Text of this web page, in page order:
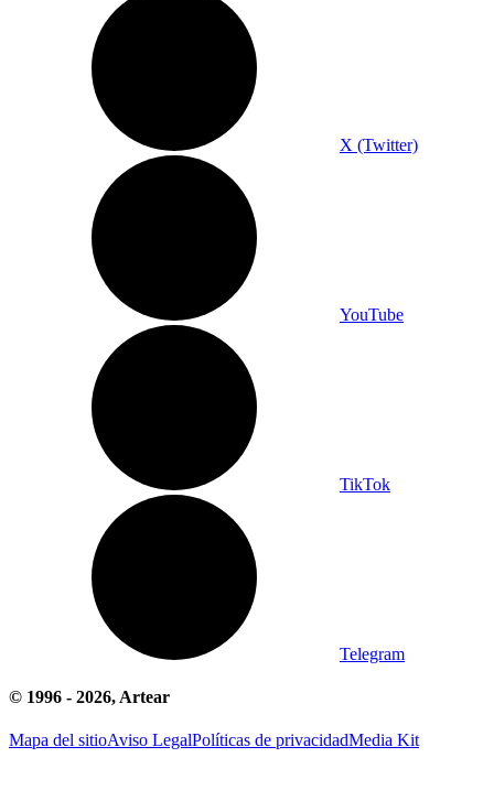
X (Twitter)
YouTube
TikTok
Telegram
© 1996 - 2026, Artear
Mapa del sitioAviso LegalPolíticas de privacidadMedia Kit